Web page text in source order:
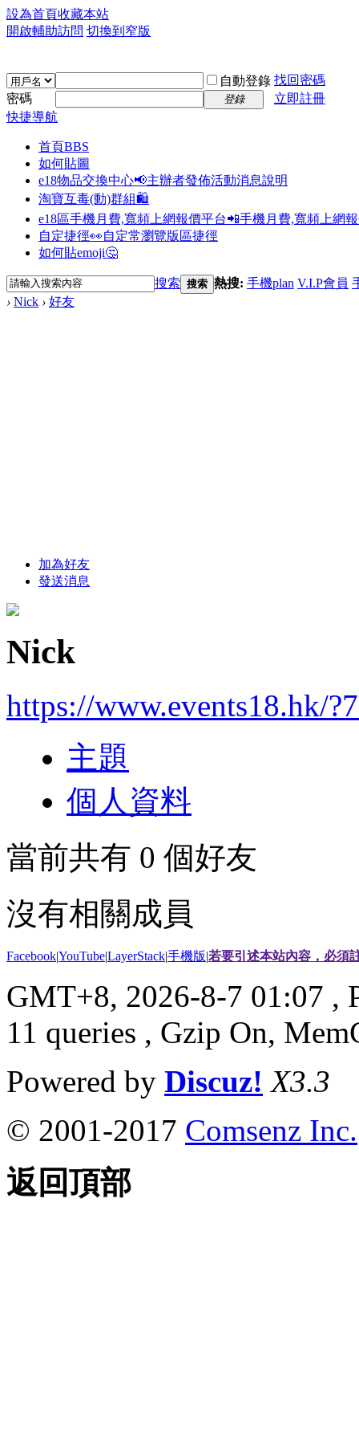
設為首頁收藏本站
開啟輔助訪問 切換到窄版
自動登錄 找回密碼
密碼
登錄
立即註冊
快捷導航
首頁BBS
如何貼圖
e18物品交換中心📢主辦者發佈活動消息說明
淘寶互毒(動)群組🛍️
e18區手機月費,寬頻上網報價平台📲手機月費,寬頻上網
自定捷徑👀自定常瀏覽版區捷徑
如何貼emoji🤔
搜索 搜索 熱搜: 手機plan V.I.P會員
› Nick › 好友
加為好友
發送消息
Nick
https://www.events18.hk/
主題
個人資料
當前共有 0 個好友
沒有相關成員
Facebook|YouTube|LayerStack|手機版|若要引述本站內容，必須
GMT+8, 2026-8-7 01:07 ,
11 queries , Gzip On,
Powered by Discuz! X3.3
© 2001-2017 Comsenz Inc.
返回頂部